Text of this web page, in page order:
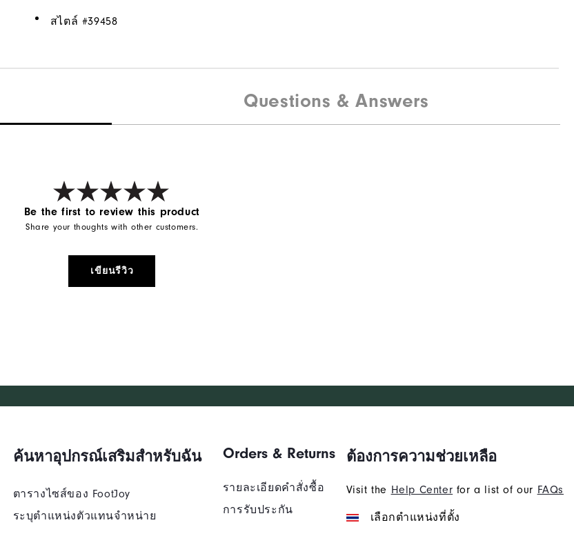
สไตล์ #39458
Questions & Answers
Be the first to review this product
Share your thoughts with other customers.
เขียนรีวิว
ค้นหาอุปกรณ์เสริมสำหรับฉัน
ตารางไซส์ของ FootJoy
ระบุตําแหน่งตัวแทนจําหน่าย
Orders & Returns
รายละเอียดคำสั่งซื้อ
การรับประกัน
ต้องการความช่วยเหลือ
Visit the Help Center for a list of our FAQs
เลือกตำแหน่งที่ตั้ง